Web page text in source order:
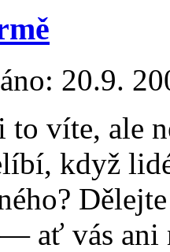
20.9.
víte, ale
když
ať vás ani